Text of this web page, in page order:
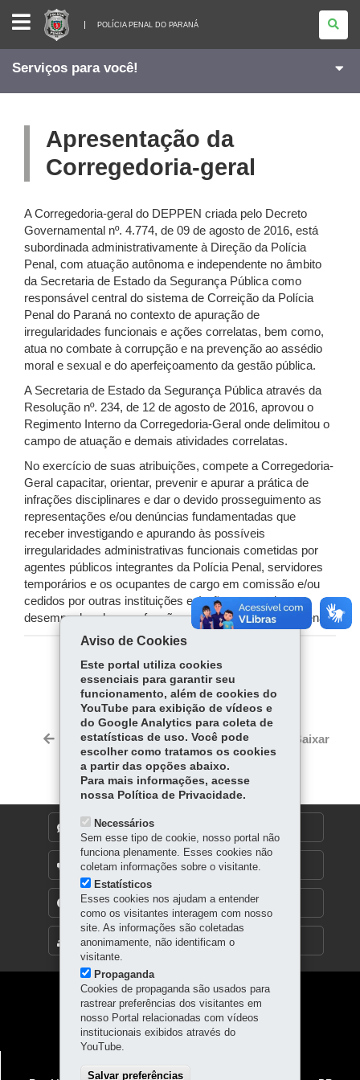
POLÍCIA
PENAL
DO
PARANÁ
POLÍCIA PENAL DO PARANÁ
Serviços para você!
Apresentação da
Corregedoria-geral
A Corregedoria-geral do DEPPEN criada pelo Decreto
Governamental nº. 4.774, de 09 de agosto de 2016, está
subordinada administrativamente à Direção da Polícia
Penal, com atuação autônoma e independente no âmbito
da Secretaria de Estado da Segurança Pública como
responsável central do sistema de Correição da Polícia
Penal do Paraná no contexto de apuração de
irregularidades funcionais e ações correlatas, bem como,
atua no combate à corrupção e na prevenção ao assédio
moral e sexual e do aperfeiçoamento da gestão pública.
A Secretaria de Estado da Segurança Pública através da
Resolução nº. 234, de 12 de agosto de 2016, aprovou o
Regimento Interno da Corregedoria-Geral onde delimitou o
campo de atuação e demais atividades correlatas.
No exercício de suas atribuições, compete a Corregedoria-
Geral capacitar, orientar, prevenir e apurar a prática de
infrações disciplinares e dar o devido prosseguimento as
representações e/ou denúncias fundamentadas que
receber investigando e apurando às possíveis
irregularidades administrativas funcionais cometidas por
agentes públicos integrantes da Polícia Penal, servidores
temporários e os ocupantes de cargo em comissão e/ou
cedidos por outras instituições e órgãos que estiverem
desempenhando suas funções no âmbito da Polícia Penal.
COMPARTILHE:
Fa
ce
bo
ok
Tw
er
W
ha
ts
Ap
Voltar Início Imprimir Baixar
MAPA DO SITE
DENUNCIE CORRUPÇÃO
OUVIDORIA
TRANSPARÊNCIA INSTITUCIONAL
Navegação
principal
Aviso de Cookies
Este portal utiliza cookies
essenciais para garantir seu
funcionamento, além de cookies do
YouTube para exibição de vídeos e
do Google Analytics para coleta de
estatísticas de uso. Você pode
escolher como tratamos os cookies
a partir das opções abaixo.
Para mais informações, acesse
nossa Política de Privacidade.
Necessários
Sem esse tipo de cookie, nosso portal não
funciona plenamente. Esses cookies não
coletam informações sobre o visitante.
Estatísticos
Esses cookies nos ajudam a entender
como os visitantes interagem com nosso
site. As informações são coletadas
anonimamente, não identificam o
visitante.
Propaganda
Cookies de propaganda são usados para
rastrear preferências dos visitantes em
nosso Portal relacionadas com vídeos
institucionais exibidos através do
YouTube.
Salvar preferências